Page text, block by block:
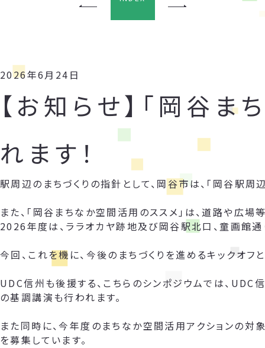
2026年6月24日
【お知らせ】「岡谷
れます！
駅周辺のまちづくりの指針として、岡谷市は、「岡谷駅周
また、「岡谷まちなか空間活用のススメ」は、道路や広
2026年度は、ララオカヤ跡地及び岡谷駅北口、童画館通
今回、これを機に、今後のまちづくりを進めるキックオフ
UDC信州も後援する、こちらのシンポジウムでは、
の基調講演も行われます。
また同時に、今年度のまちなか空間活用アクションの対
を募集しています。